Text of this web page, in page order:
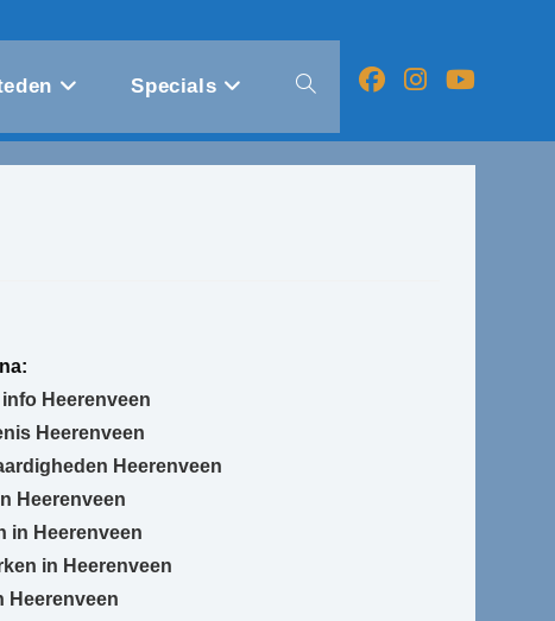
Specials Toggle
Heerenveen
Heerenveen
Heerenveen
Heerenveen
in Heerenveen
in Heerenveen
Heerenveen